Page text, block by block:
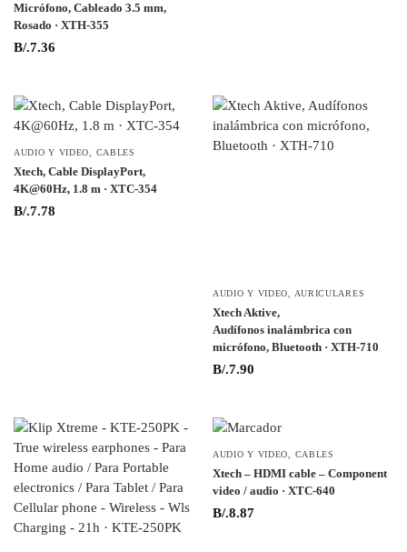
Micrófono, Cableado 3.5 mm,
Rosado · XTH-355
B/.7.36
AUDIO Y VIDEO CABLES
Xtech, Cable DisplayPort,
4K@60Hz, 1.8 m · XTC-354
B/.7.78
AUDIO Y VIDEO AURICULARES
Xtech Aktive,
Audífonos inalámbrica con
micrófono, Bluetooth · XTH-710
B/.7.90
AUDIO Y VIDEO CABLES
Xtech – HDMI cable – Component
video / audio · XTC-640
B/.8.87